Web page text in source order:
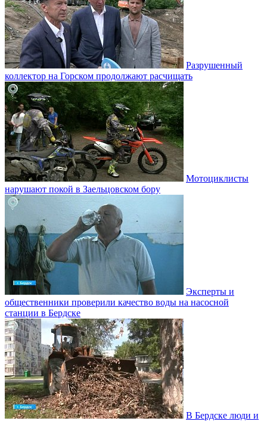
Разрушенный
коллектор на Горском продолжают расчищать
Мотоциклисты
нарушают покой в Заельцовском бору
Эксперты и
общественники проверили качество воды на насосной
станции в Бердске
В Бердске люди и